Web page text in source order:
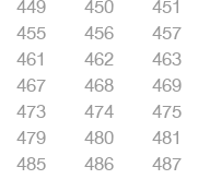
449
450 451
455
456 457
461
462 463
467
468 469
473
474 475
479
480 481
485
486 487